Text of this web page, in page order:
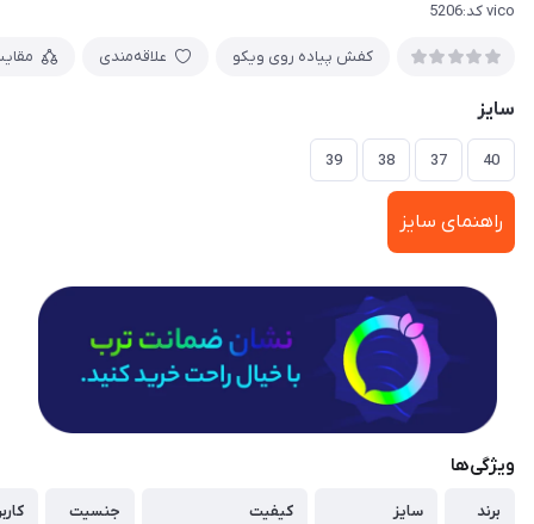
vico کد:5206
کفش پیاده روی ویکو علاقه‌مندی
سایز
40
37
38
39
راهنمای سایز
ویژگی‌ها
برند
سایز
کیفیت
جنسیت